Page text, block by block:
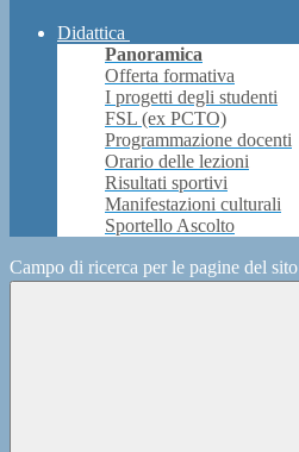
Didattica
Panoramica
Offerta formativa
I progetti degli studenti
FSL (ex PCTO)
Programmazione docenti
Orario delle lezioni
Risultati sportivi
Manifestazioni culturali
Sportello Ascolto
Campo di ricerca per le pagine del sito